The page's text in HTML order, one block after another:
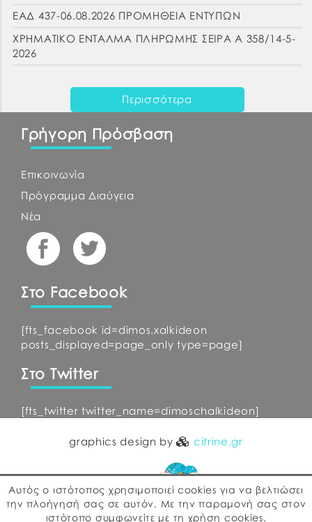
ΕΑΔ 437-06.08.2026 ΠΡΟΜΗΘΕΙΑ ΕΝΤΥΠΩΝ
ΧΡΗΜΑΤΙΚΟ ΕΝΤΑΛΜΑ ΠΛΗΡΩΜΗΣ ΣΕΙΡΑ Α 358/14-5-
2026
Περισσότερα
Γρήγορη Πρόσβαση
Επικοινωνία
Πρόγραμμα Διαύγεια
Νέα
Στο Facebook
[fts_facebook id=dimos.xalkideon
posts_displayed=page_only type=page]
Στο Twitter
[fts_twitter twitter_name=dimoschalkideon]
graphics design by citrine.gr
Αυτός ο ιστότοπος χρησιμοποιεί cookies για να βελτιώσει
την πλοήγησή σας σε αυτόν. Με την παραμονή σας στον
ιστότοπο συμφωνείτε με τη χρήση cookies.